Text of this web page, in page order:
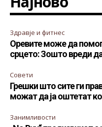
Здравје и фитнес
Оревите може да
срцето: Зошто вреди
Совети
Грешки што сите ги
можат да ја оштетат
Занимливости